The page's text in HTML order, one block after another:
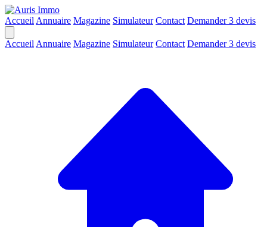
Accueil Annuaire Magazine Simulateur Contact Demander 3 devis
Accueil Annuaire Magazine Simulateur Contact Demander 3 devis